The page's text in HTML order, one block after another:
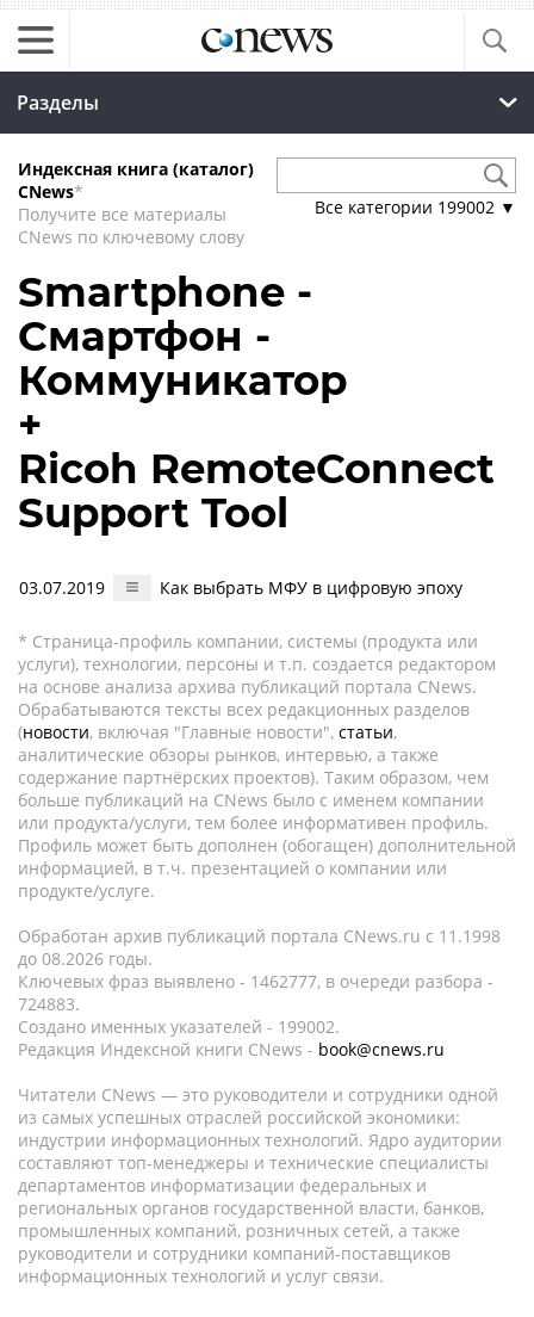
Разделы
Индексная книга (каталог)
CNews*
Получите все материалы
CNews по ключевому слову
Все категории 199002 ▼
Smartphone -
Смартфон -
Коммуникатор
+
Ricoh RemoteConnect
Support Tool
03.07.2019 Как выбрать МФУ в цифровую эпоху
* Страница-профиль компании, системы (продукта или
услуги), технологии, персоны и т.п. создается редактором
на основе анализа архива публикаций портала CNews.
Обрабатываются тексты всех редакционных разделов
(новости, включая "Главные новости", статьи,
аналитические обзоры рынков, интервью, а также
содержание партнёрских проектов). Таким образом, чем
больше публикаций на CNews было с именем компании
или продукта/услуги, тем более информативен профиль.
Профиль может быть дополнен (обогащен) дополнительной
информацией, в т.ч. презентацией о компании или
продукте/услуге.
Обработан архив публикаций портала CNews.ru c 11.1998
до 08.2026 годы.
Ключевых фраз выявлено - 1462777, в очереди разбора -
724883.
Создано именных указателей - 199002.
Редакция Индексной книги CNews - book@cnews.ru
Читатели CNews — это руководители и сотрудники одной
из самых успешных отраслей российской экономики:
индустрии информационных технологий. Ядро аудитории
составляют топ-менеджеры и технические специалисты
департаментов информатизации федеральных и
региональных органов государственной власти, банков,
промышленных компаний, розничных сетей, а также
руководители и сотрудники компаний-поставщиков
информационных технологий и услуг связи.